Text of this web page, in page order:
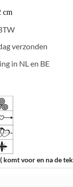
cm
verzonden
in NL en BE
komt voor en na de